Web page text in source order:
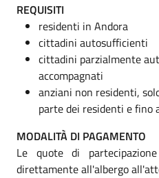
REQUISITI
residenti in Andora
cittadini autosufficienti
cittadini parzialmente
accompagnati
anziani non residenti,
parte dei residenti e
MODALITÀ DI PAGAMENTO
Le quote di
direttamente all'albergo